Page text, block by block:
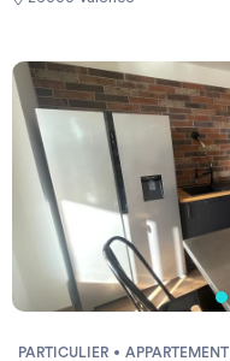
PARTICULIER APPARTEMENT